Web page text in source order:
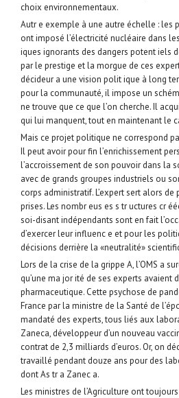
choix environnementaux.
Autr e exemple à une autre échelle : les
ont imposé l’électricité nucléaire dans
iques ignorants des dangers potent iels
par le prestige et la morgue de ces
décideur a une vision polit ique à long
pour la communauté, il impose un
ne trouve que ce que l’on cherche. Il
qui lui manquent, tout en maintenant le
Mais ce projet politique ne correspond
Il peut avoir pour fin l’enrichissement
l’accroissement de son pouvoir dans la
avec de grands groupes industriels ou
corps administratif. L’expert sert alors
prises. Les nombr eus es s tr uctures cr
soi-disant indépendants sont en fait
d’exercer leur influenc e et pour les
décisions derrière la «neutralité»
Lors de la crise de la grippe A, l’OMS a
qu’une ma jor ité de ses experts avaient
pharmaceutique. Cette psychose de
France par la ministre de la Santé de
mandaté des experts, tous liés aux
Zaneca, développeur d’un nouveau
contrat de 2,3 milliards d’euros. Or, on
travaillé pendant douze ans pour des
dont As tr a Zanec a.
Les ministres de l’Agriculture ont